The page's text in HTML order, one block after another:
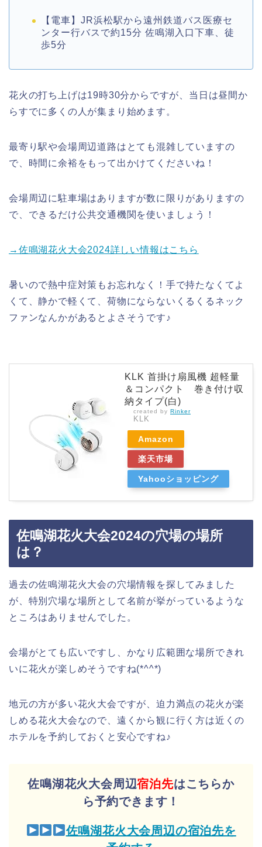
【電車】JR浜松駅から遠州鉄道バス医療セ
ンター行バスで約15分 佐鳴湖入口下車、徒
歩5分
花火の打ち上げは19時30分からですが、当日は昼間か
らすでに多くの人が集まり始めます。
最寄り駅や会場周辺道路はとても混雑していますの
で、時間に余裕をもって出かけてくださいね！
会場周辺に駐車場はありますが数に限りがありますの
で、できるだけ公共交通機関を使いましょう！
→佐鳴湖花火大会2024詳しい情報はこちら
暑いので熱中症対策もお忘れなく！手で持たなくてよ
くて、静かで軽くて、荷物にならないくるくるネック
ファンなんかがあるとよさそうです♪
KLK 首掛け扇風機 超軽量
＆コンパクト 巻き付け収
納タイプ(白)
created by Rinker
KLK
Amazon
楽天市場
Yahooショッピング
佐鳴湖花火大会2024の穴場の場所
は？
過去の佐鳴湖花火大会の穴場情報を探してみました
が、特別穴場な場所として名前が挙がっているような
ところはありませんでした。
会場がとても広いですし、かなり広範囲な場所できれ
いに花火が楽しめそうですね(*^^*)
地元の方が多い花火大会ですが、迫力満点の花火が楽
しめる花火大会なので、遠くから観に行く方は近くの
ホテルを予約しておくと安心ですね♪
佐鳴湖花火大会周辺宿泊先はこちらか
ら予約できます！
佐鳴湖花火大会周辺の宿泊先を